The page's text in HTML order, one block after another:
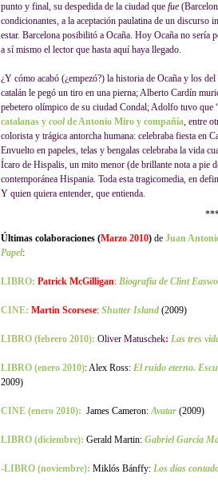
punto y final, su despedida de la ciudad que fue
condicionantes, a la aceptación paulatina de un discurso
estar. Barcelona posibilitó a Ocaña. Hoy Ocaña no sería
a sí mismo el lector que hasta aquí haya llegado.
¿Y cómo acabó (¿empezó?) la historia de Ocaña y los
catalán le pegó un tiro en una pierna; Alberto Cardín
pebetero olímpico de su ciudad Condal; Adolfo tuvo que
catalanas y coolde Antonio Miro y compañía, entre
colorista y trágica antorcha humana: celebraba fiesta en
Envuelto en papeles, telas y bengalas celebraba la vida
Ícaro de Hispalis, un mito menor (de brillante nota a pie
contemporánea Hispania. Toda esta tragicomedia, en
Y quien quiera entender, que entienda.
Últimas colaboraciones (Marzo 2010) de Juan
Papel:
LIBRO: Patrick McGilligan: Biografía de Clint
CINE: Martin Scorsese: Shutter Island (2009)
LIBRO (febrero 2010): Oliver Matuschek: Las tres
LIBRO (enero 2010): Alex Ross: El ruido eterno.
2009)
CINE (enero 2010): James Cameron:Avatar (2009)
LIBRO (diciembre): Gerald Martin: Gabriel García
-LIBRO (noviembre): Miklós Bánffy: Los días